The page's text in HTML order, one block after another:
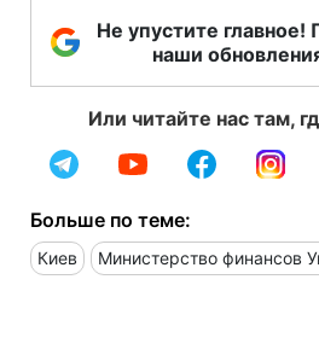
Не упустите
наши
Или читайте нас там,
Больше по теме:
Киев Министерство финансов